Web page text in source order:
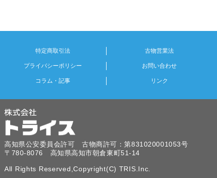
特定商取引法 古物営業法
プライバシーポリシー お問い合わせ
コラム・記事 リンク
高知県公安委員会許可 古物商許可：第831020001053号
〒780-8076 高知県高知市朝倉東町51-14
All Rights Reserved,Copyright(C) TRIS.Inc.